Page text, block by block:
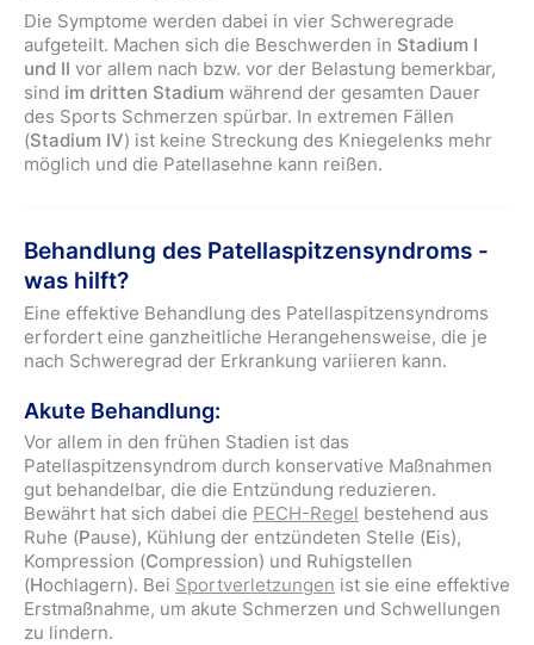
Die Symptome werden dabei in vier Schweregrade
aufgeteilt. Machen sich die Beschwerden in Stadium I
und II vor allem nach bzw. vor der Belastung bemerkbar,
sind im dritten Stadium während der gesamten Dauer
des Sports Schmerzen spürbar. In extremen Fällen
(Stadium IV) ist keine Streckung des Kniegelenks mehr
möglich und die Patellasehne kann reißen.
Behandlung des Patellaspitzensyndroms -
was hilft?
Eine effektive Behandlung des Patellaspitzensyndroms
erfordert eine ganzheitliche Herangehensweise, die je
nach Schweregrad der Erkrankung variieren kann.
Akute Behandlung:
Vor allem in den frühen Stadien ist das
Patellaspitzensyndrom durch konservative Maßnahmen
gut behandelbar, die die Entzündung reduzieren.
Bewährt hat sich dabei die PECH-Regel bestehend aus
Ruhe (Pause), Kühlung der entzündeten Stelle (Eis),
Kompression (Compression) und Ruhigstellen
(Hochlagern). Bei Sportverletzungen ist sie eine effektive
Erstmaßnahme, um akute Schmerzen und Schwellungen
zu lindern.